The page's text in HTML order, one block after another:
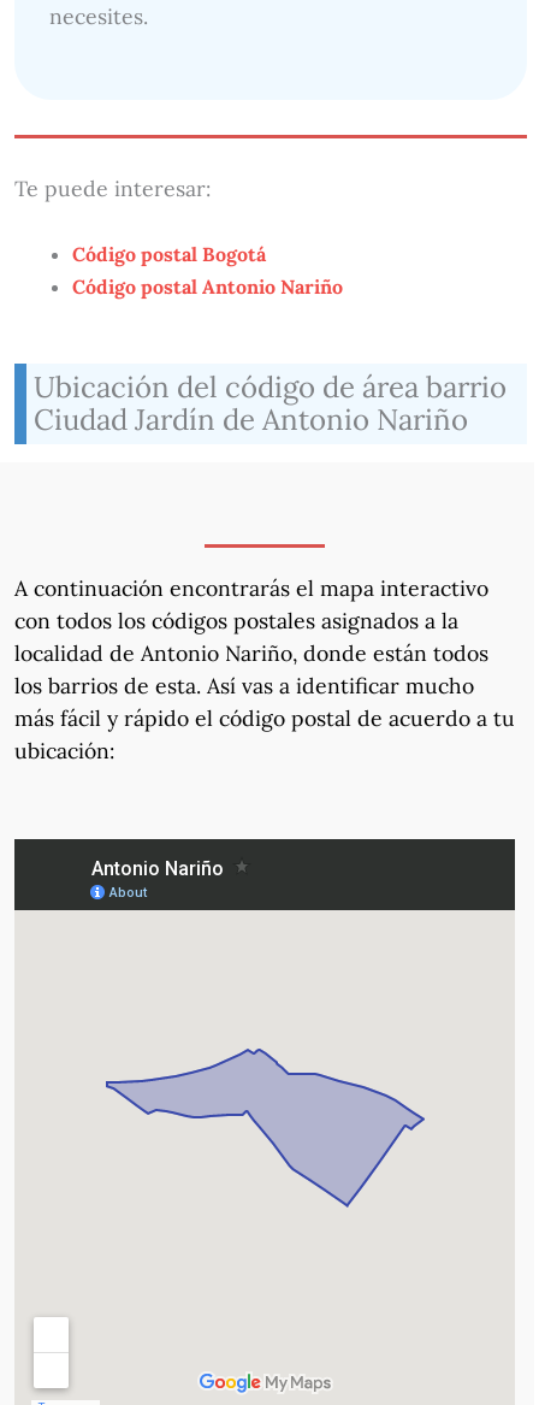
necesites.
Te puede interesar:
Código postal Bogotá
Código postal Antonio Nariño
Ubicación del código de área barrio
Ciudad Jardín de Antonio Nariño
A continuación encontrarás el mapa interactivo
con todos los códigos postales asignados a la
localidad de Antonio Nariño, donde están todos
los barrios de esta. Así vas a identificar mucho
más fácil y rápido el código postal de acuerdo a tu
ubicación: